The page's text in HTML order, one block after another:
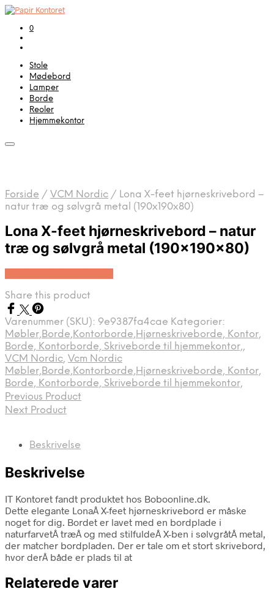
0
Stole
Mødebord
Lamper
Borde
Reoler
Hjemmekontor
Forside / VCM Nordic / Lona X-feet hjørneskrivebord –
natur træ og sølvgrå metal (190x190x80)
Lona X-feet hjørneskrivebord – natur
træ og sølvgrå metal (190x190x80)
Share this product
Varenummer (SKU): 9e9387fa4cae Kategorier:
Møbler,Borde,Kontorborde,Hjørneskriveborde, Kontor,
Borde, Kontorborde, Skriveborde til hjemmekontor,,
VCM Nordic, Vcm Nordic
Møbler,Borde,Kontorborde,Hjørneskriveborde, Kontor,
Borde, Kontorborde, Skriveborde til hjemmekontor,
Previous Product
Next Product
Beskrivelse
Beskrivelse
IT Kontoret fandt produktet hos Boboonline.dk.
Dette elegante LonaÂ X-feet hjørneskrivebord er måske
noget for dig. Bordet er lavet med en bordplade i
naturfarvetÂ træÂ og med stilfuldeÂ X-ben i sølvgråtÂ metal,
der matcher bordpladen. Der er tale om et stort skrivebord,
hvor derÂ både er plads til at
Relaterede varer